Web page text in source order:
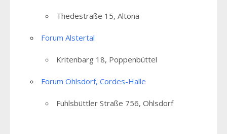
Thedestraße 15, Altona
Forum Alstertal
Kritenbarg 18, Poppenbüttel
Forum Ohlsdorf, Cordes-Halle
Fuhlsbüttler Straße 756, Ohlsdorf